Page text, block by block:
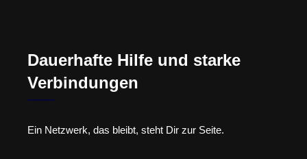
Dauerhafte Hilfe und starke
Verbindungen
Ein Netzwerk, das bleibt, steht Dir zur Seite.